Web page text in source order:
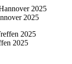
2025
2025